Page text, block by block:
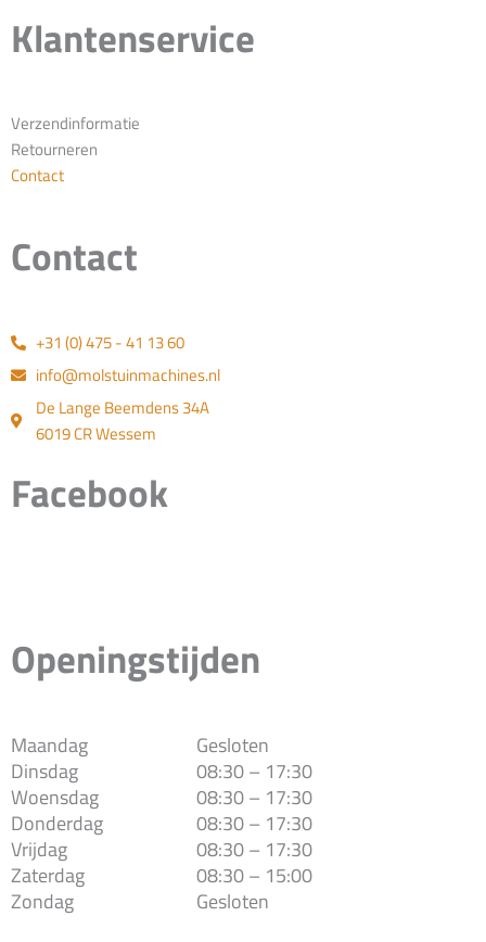
Klantenservice
Verzendinformatie
Retourneren
Contact
Contact
+31 (0) 475 - 41 13 60
info@molstuinmachines.nl
De Lange Beemdens 34A
6019 CR Wessem
Facebook
Openingstijden
Maandag
Dinsdag
Woensdag
Donderdag
Vrijdag
Zaterdag
Zondag
Gesloten
08:30 – 17:30
08:30 – 17:30
08:30 – 17:30
08:30 – 17:30
08:30 – 15:00
Gesloten